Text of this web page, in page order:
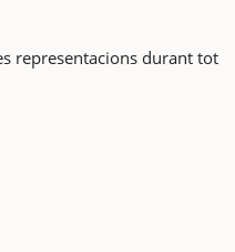
representacions durant tot